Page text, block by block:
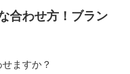
合わせ方！ブラン
ますか？